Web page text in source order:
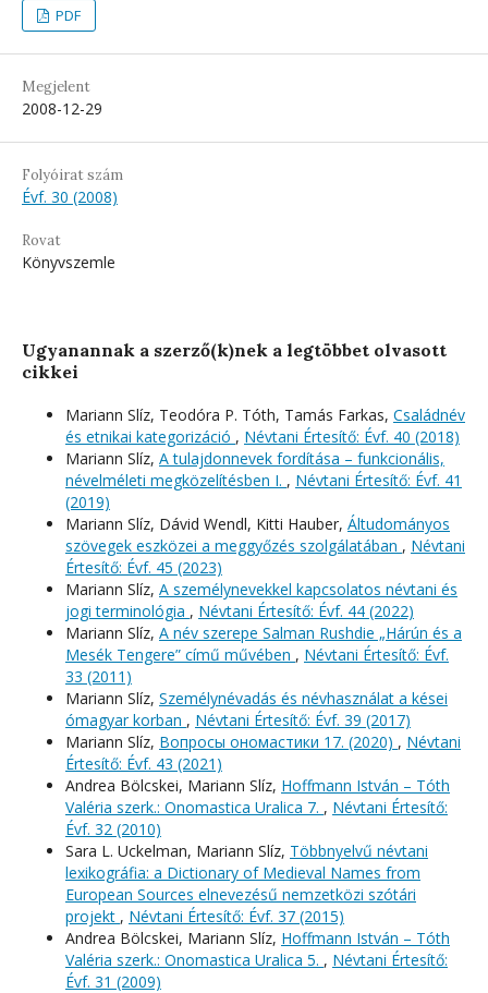
PDF
Megjelent
2008-12-29
Folyóirat szám
Évf. 30 (2008)
Rovat
Könyvszemle
Ugyanannak a szerző(k)nek a legtöbbet olvasott
cikkei
Mariann Slíz, Teodóra P. Tóth, Tamás Farkas, Családnév
és etnikai kategorizáció , Névtani Értesítő: Évf. 40 (2018)
Mariann Slíz, A tulajdonnevek fordítása – funkcionális,
névelméleti megközelítésben I. , Névtani Értesítő: Évf. 41
(2019)
Mariann Slíz, Dávid Wendl, Kitti Hauber, Áltudományos
szövegek eszközei a meggyőzés szolgálatában , Névtani
Értesítő: Évf. 45 (2023)
Mariann Slíz, A személynevekkel kapcsolatos névtani és
jogi terminológia , Névtani Értesítő: Évf. 44 (2022)
Mariann Slíz, A név szerepe Salman Rushdie „Hárún és a
Mesék Tengere” című művében , Névtani Értesítő: Évf.
33 (2011)
Mariann Slíz, Személynévadás és névhasználat a kései
ómagyar korban , Névtani Értesítő: Évf. 39 (2017)
Mariann Slíz, Вопросы oномастики 17. (2020) , Névtani
Értesítő: Évf. 43 (2021)
Andrea Bölcskei, Mariann Slíz, Hoffmann István – Tóth
Valéria szerk.: Onomastica Uralica 7. , Névtani Értesítő:
Évf. 32 (2010)
Sara L. Uckelman, Mariann Slíz, Többnyelvű névtani
lexikográfia: a Dictionary of Medieval Names from
European Sources elnevezésű nemzetközi szótári
projekt , Névtani Értesítő: Évf. 37 (2015)
Andrea Bölcskei, Mariann Slíz, Hoffmann István – Tóth
Valéria szerk.: Onomastica Uralica 5. , Névtani Értesítő:
Évf. 31 (2009)